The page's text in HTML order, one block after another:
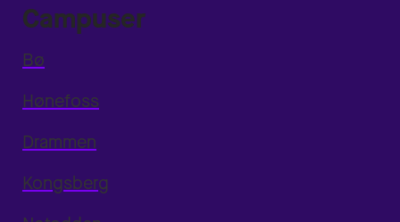
Campuser
Bø
Hønefoss
Drammen
Kongsberg